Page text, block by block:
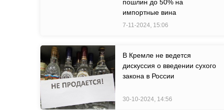
пошлин до 50% на
импортные вина
7-11-2024, 15:06
В Кремле не ведется
дискуссия о введении сухого
закона в России
30-10-2024, 14:56